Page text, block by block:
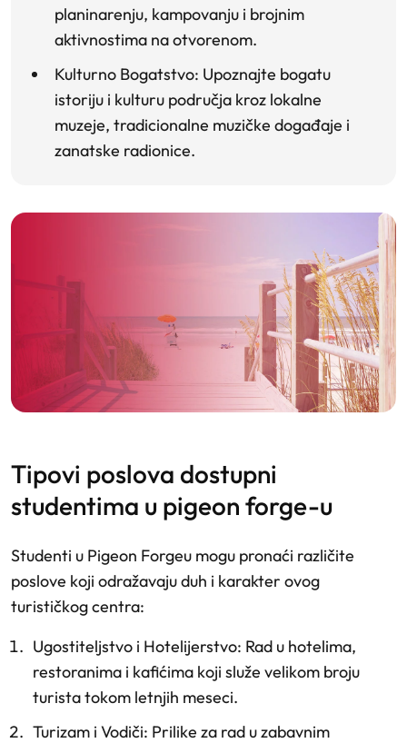
planinarenju, kampovanju i brojnim
aktivnostima na otvorenom.
Kulturno Bogatstvo: Upoznajte bogatu
istoriju i kulturu područja kroz lokalne
muzeje, tradicionalne muzičke događaje i
zanatske radionice.
tipovi poslova dostupni
studentima u pigeon forge-u
Studenti u Pigeon Forgeu mogu pronaći različite
poslove koji odražavaju duh i karakter ovog
turističkog centra:
Ugostiteljstvo i Hotelijerstvo: Rad u hotelima,
restoranima i kafićima koji služe velikom broju
turista tokom letnjih meseci.
Turizam i Vodiči: Prilike za rad u zabavnim